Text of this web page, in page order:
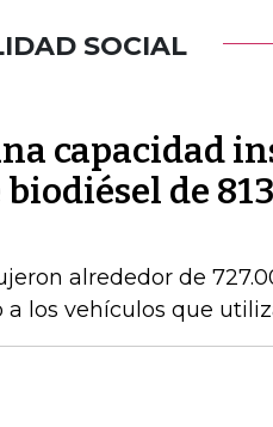
SOCIAL
capacidad
de
alrededor de
los vehículos que